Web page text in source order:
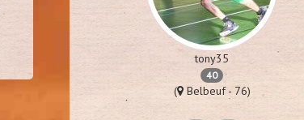
tony35
40
( Belbeuf - 76)